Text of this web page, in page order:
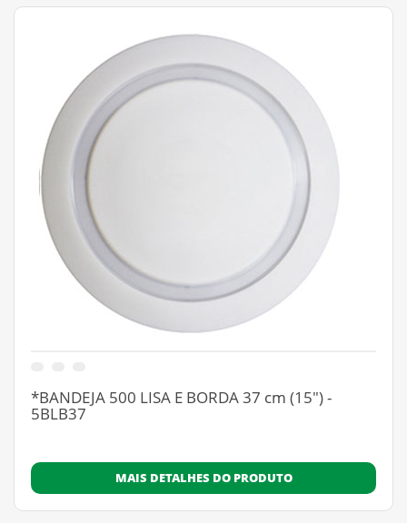
*BANDEJA 500 LISA E BORDA 37 cm (15") -
5BLB37
MAIS DETALHES DO PRODUTO